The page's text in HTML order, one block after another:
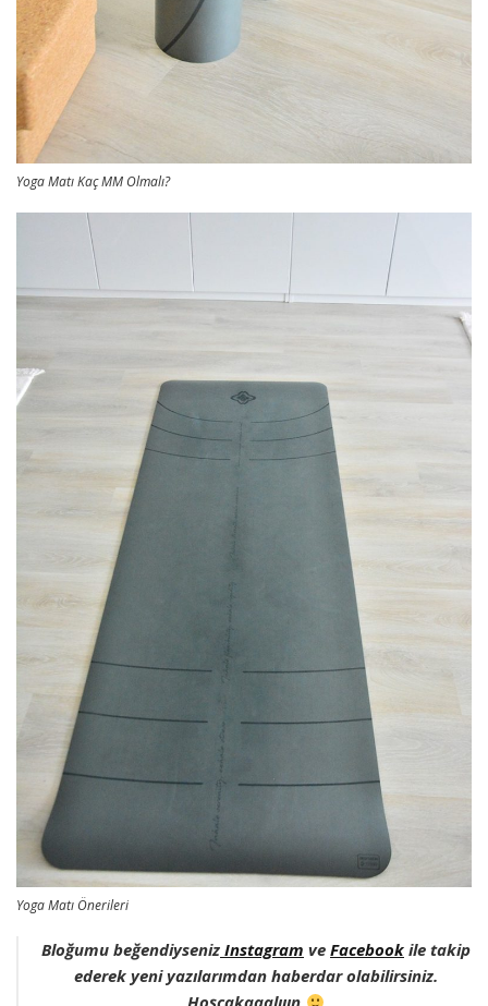
Yoga Matı Kaç MM Olmalı?
Yoga Matı Önerileri
Bloğumu beğendiyseniz Instagram ve Facebook ile takip
ederek yeni yazılarımdan haberdar olabilirsiniz.